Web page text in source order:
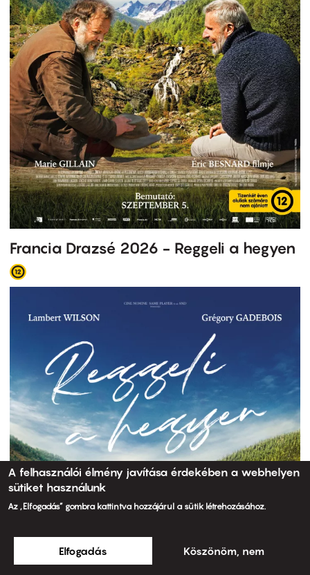
Francia Drazsé 2026 - Reggeli a hegyen
A felhasználói élmény javítása érdekében a webhelyen
sütiket használunk
Az „Elfogadás” gombra kattintva hozzájárul a sütik létrehozásához.
Elfogadás Köszönöm, nem